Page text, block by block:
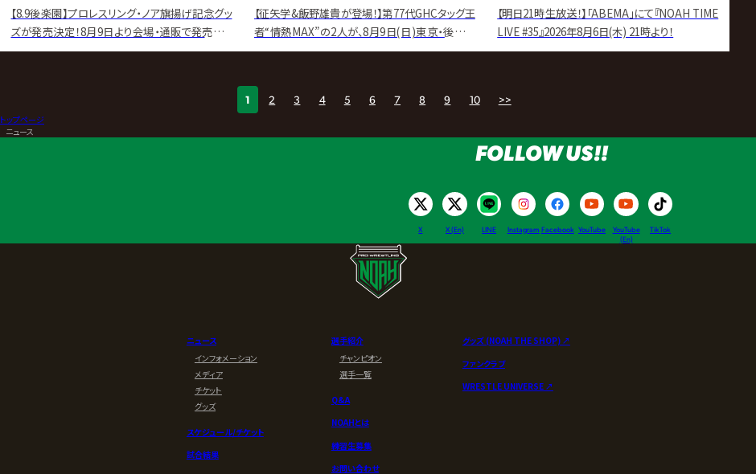
【8.9後楽園】プロレスリング・ノア旗揚げ記念グッ
ズが発売決定！8月9日より会場・通販で発売スタ
ート！
【征矢学&飯野雄貴が登場！】第77代GHCタッグ王
者“情熱MAX”の2人が、8月9日(日)東京・後楽園
ホール大会の試合前サイン会に登場！
【明日21時生放送！】「ABEMA」にて『NOAH TIME
LIVE #35』2026年8月6日(木) 21時より！
1 2 3 4 5 6 7 8 9 10 >>
トップページ
ニュース
FOLLOW US!!
X X (En) LINE Instagram Facebook YouTube
YouTube
(En)
TikTok
ニュース
インフォメーション
メディア
チケット
グッズ
スケジュール/チケット
試合結果
選手紹介
チャンピオン
選手一覧
Q&A
NOAHとは
練習生募集
お問い合わせ
グッズ (NOAH THE SHOP) ↗︎
ファンクラブ
WRESTLE UNIVERSE ↗︎